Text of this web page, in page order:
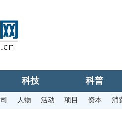
科技 科普
人物 活动 项目 资本 消